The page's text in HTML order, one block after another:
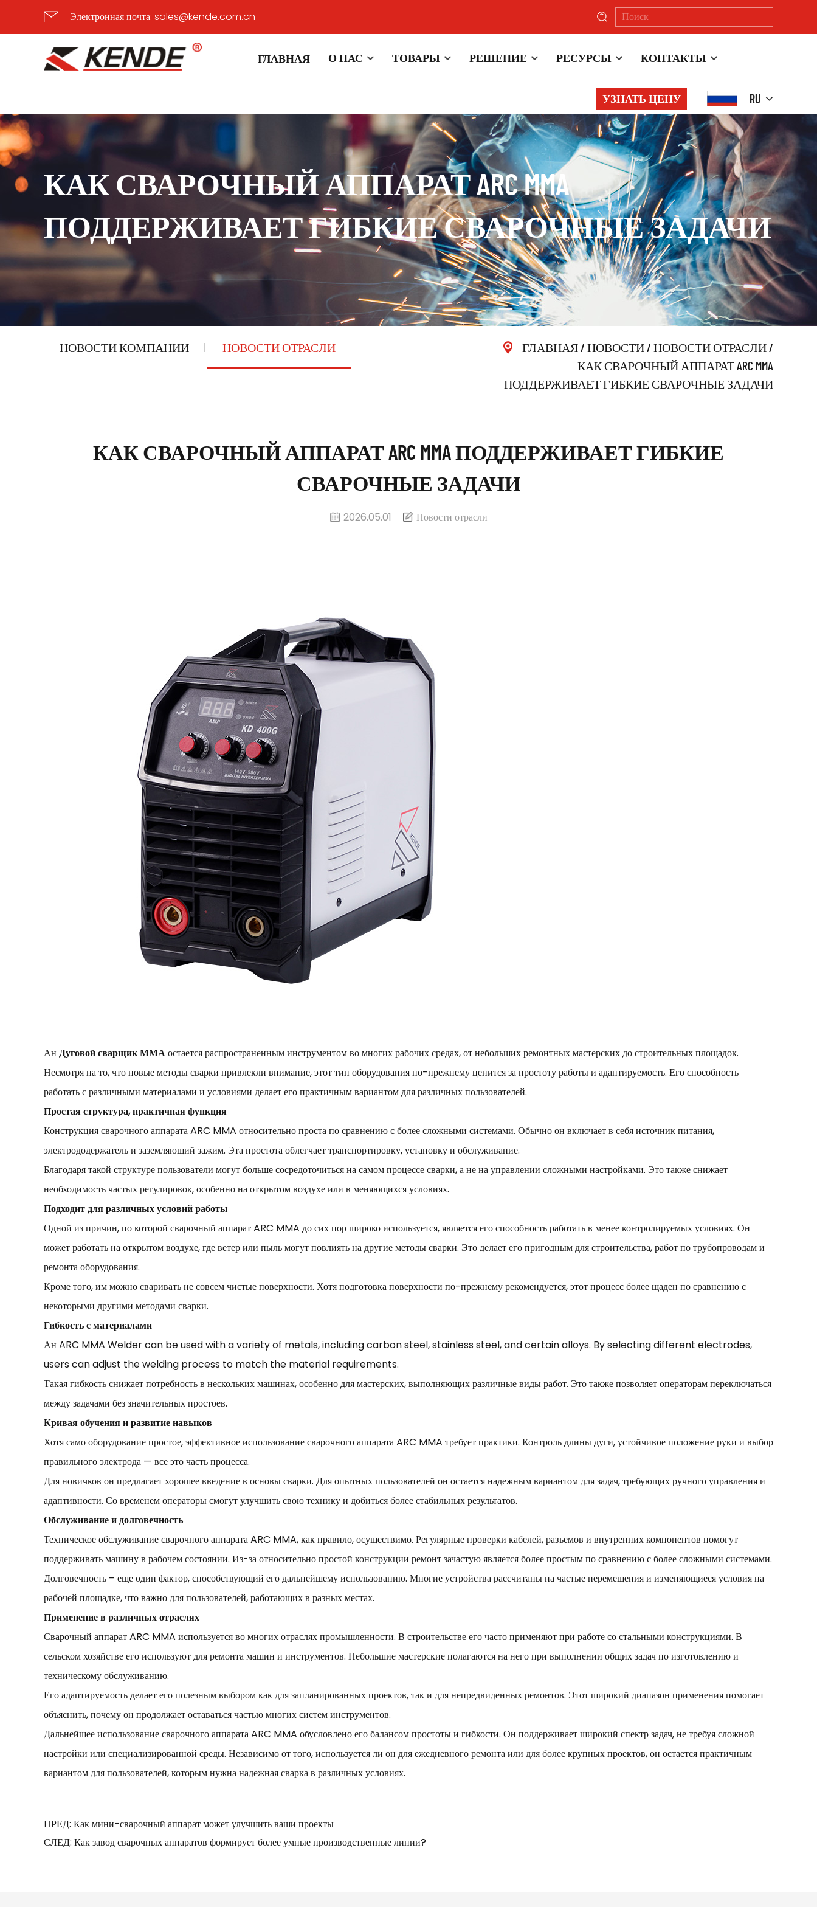
Электронная почта: sales@kende.com.cn
ГЛАВНАЯ О НАС ТОВАРЫ РЕШЕНИЕ РЕСУРСЫ КОНТАКТЫ
УЗНАТЬ ЦЕНУ RU
КАК СВАРОЧНЫЙ АППАРАТ ARC MMA
ПОДДЕРЖИВАЕТ ГИБКИЕ СВАРОЧНЫЕ ЗАДАЧИ
НОВОСТИ КОМПАНИИ НОВОСТИ ОТРАСЛИ ГЛАВНАЯ/ НОВОСТИ/ НОВОСТИ ОТРАСЛИ/
КАК СВАРОЧНЫЙ АППАРАТ ARC MMA
ПОДДЕРЖИВАЕТ ГИБКИЕ СВАРОЧНЫЕ ЗАДАЧИ
КАК СВАРОЧНЫЙ АППАРАТ ARC MMA ПОДДЕРЖИВАЕТ ГИБКИЕ
СВАРОЧНЫЕ ЗАДАЧИ
2026.05.01 Новости отрасли
Ан Дуговой сварщик ММАостается распространенным инструментом во многих рабочих средах, от небольших ремонтных мастерских до строительных площадок.
Несмотря на то, что новые методы сварки привлекли внимание, этот тип оборудования по-прежнему ценится за простоту работы и адаптируемость. Его способность
работать с различными материалами и условиями делает его практичным вариантом для различных пользователей.
Простая структура, практичная функция
Конструкция сварочного аппарата ARC MMA относительно проста по сравнению с более сложными системами. Обычно он включает в себя источник питания,
электрододержатель и заземляющий зажим. Эта простота облегчает транспортировку, установку и обслуживание.
Благодаря такой структуре пользователи могут больше сосредоточиться на самом процессе сварки, а не на управлении сложными настройками. Это также снижает
необходимость частых регулировок, особенно на открытом воздухе или в меняющихся условиях.
Подходит для различных условий работы
Одной из причин, по которой сварочный аппарат ARC MMA до сих пор широко используется, является его способность работать в менее контролируемых условиях. Он
может работать на открытом воздухе, где ветер или пыль могут повлиять на другие методы сварки. Это делает его пригодным для строительства, работ по трубопроводам и
ремонта оборудования.
Кроме того, им можно сваривать не совсем чистые поверхности. Хотя подготовка поверхности по-прежнему рекомендуется, этот процесс более щаден по сравнению с
некоторыми другими методами сварки.
Гибкость с материалами
Ан ARC MMA Welder can be used with a variety of metals, including carbon steel, stainless steel, and certain alloys. By selecting different electrodes,
users can adjust the welding process to match the material requirements.
Такая гибкость снижает потребность в нескольких машинах, особенно для мастерских, выполняющих различные виды работ. Это также позволяет операторам переключаться
между задачами без значительных простоев.
Кривая обучения и развитие навыков
Хотя само оборудование простое, эффективное использование сварочного аппарата ARC MMA требует практики. Контроль длины дуги, устойчивое положение руки и выбор
правильного электрода — все это часть процесса.
Для новичков он предлагает хорошее введение в основы сварки. Для опытных пользователей он остается надежным вариантом для задач, требующих ручного управления и
адаптивности. Со временем операторы смогут улучшить свою технику и добиться более стабильных результатов.
Обслуживание и долговечность
Техническое обслуживание сварочного аппарата ARC MMA, как правило, осуществимо. Регулярные проверки кабелей, разъемов и внутренних компонентов помогут
поддерживать машину в рабочем состоянии. Из-за относительно простой конструкции ремонт зачастую является более простым по сравнению с более сложными системами.
Долговечность – еще один фактор, способствующий его дальнейшему использованию. Многие устройства рассчитаны на частые перемещения и изменяющиеся условия на
рабочей площадке, что важно для пользователей, работающих в разных местах.
Применение в различных отраслях
Сварочный аппарат ARC MMA используется во многих отраслях промышленности. В строительстве его часто применяют при работе со стальными конструкциями. В
сельском хозяйстве его используют для ремонта машин и инструментов. Небольшие мастерские полагаются на него при выполнении общих задач по изготовлению и
техническому обслуживанию.
Его адаптируемость делает его полезным выбором как для запланированных проектов, так и для непредвиденных ремонтов. Этот широкий диапазон применения помогает
объяснить, почему он продолжает оставаться частью многих систем инструментов.
Дальнейшее использование сварочного аппарата ARC MMA обусловлено его балансом простоты и гибкости. Он поддерживает широкий спектр задач, не требуя сложной
настройки или специализированной среды. Независимо от того, используется ли он для ежедневного ремонта или для более крупных проектов, он остается практичным
вариантом для пользователей, которым нужна надежная сварка в различных условиях.
ПРЕД: Как мини-сварочный аппарат может улучшить ваши проекты
СЛЕД: Как завод сварочных аппаратов формирует более умные производственные линии?